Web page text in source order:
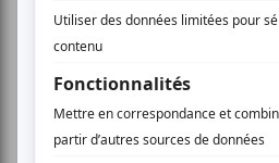
expérience télévisuelle
solidité. Malgré la
s’accrochent du mieux
ressource précieuse qu’ils
L’ombre est gigantesque,